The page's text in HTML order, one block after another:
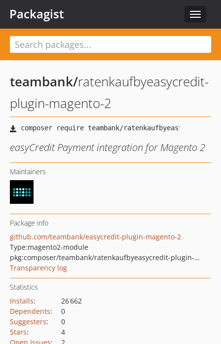
Toggle
Packagist
teambank/ratenkaufbyeasycredit-
plugin-magento-2
easyCredit Payment integration for Magento 2
Maintainers
Package info
github.com/teambank/easycredit-plugin-magento-2
Type:magento2-module
pkg:composer/teambank/ratenkaufbyeasycredit-plugin-magento-2
Transparency log
Statistics
Installs:
26 662
Dependents:
0
Suggesters:
0
Stars:
4